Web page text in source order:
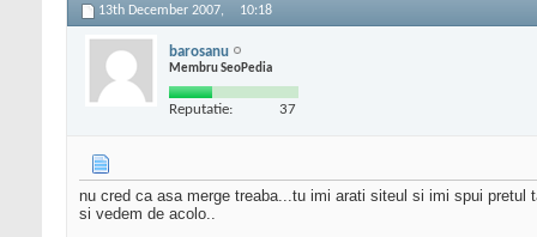
13th December 2007, 10:18
barosanu
Membru SeoPedia
Reputatie: 37
nu cred ca asa merge treaba...tu imi arati siteul si imi spui pretul
si vedem de acolo..